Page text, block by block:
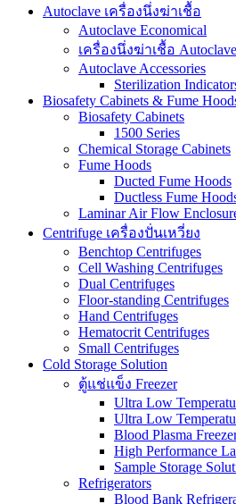
Autoclave เครื่องนึ่งฆ่าเชื้อ
Autoclave Economical
เครื่องนึ่งฆ่าเชื้อ
Autoclave Accessories
Sterilization
Biosafety Cabinets & Fume
Biosafety Cabinets
1500 Series
Chemical Storage Cabinets
Fume Hoods
Ducted Fume Hoods
Ductless Fume
Laminar Air Flow
Centrifuge เครื่องปั่นเหวี่ยง
Benchtop Centrifuges
Cell Washing Centrifuges
Dual Centrifuges
Floor-standing Centrifuges
Hand Centrifuges
Hematocrit Centrifuges
Small Centrifuges
Cold Storage Solution
ตู้แช่แข็ง Freezer
Ultra Low
Ultra Low
Blood Plasma
High Performance
Sample Storage
Refrigerators
Blood Bank